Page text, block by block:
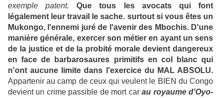
exemple patent.
Que tous les avocats qui font
légalement leur travail le sache. surtout si vous êtes un
Mukongo, l'ennemi juré de l'avenir des Mbochis. D'une
manière générale, exercer son métier en ayant un sens
de la justice et de la probité morale devient dangereux
en face de barbarosaures primitifs en col blanc qui
n'ont aucune limite dans l'exercice du MAL ABSOLU.
Appartenir au camp de ceux qui veulent le BIEN du Congo
devient un crime passible de mort carau royaume d'Oyo-